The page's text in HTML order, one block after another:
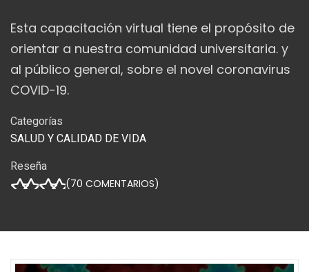
Esta capacitación virtual tiene el propósito de
orientar a nuestra comunidad universitaria. y
al público general, sobre el novel coronavirus
COVID-19.
Categorías
SALUD Y CALIDAD DE VIDA
Reseña
(70 COMENTARIOS)